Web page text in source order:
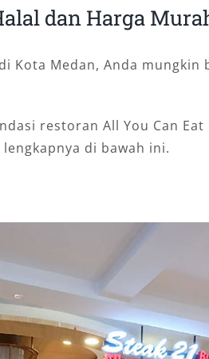
dan Harga
Kota Medan, Anda mungkin
restoran All You Can Eat
di bawah ini.